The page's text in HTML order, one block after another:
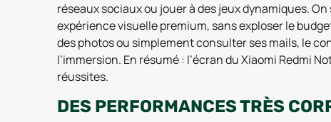
réseaux sociaux ou jouer à des jeux dynamiques.
expérience visuelle premium, sans exploser le
des photos ou simplement consulter ses mails, le
l’immersion. En résumé : l’écran du Xiaomi Redmi
réussites.
DES PERFORMANCES TRÈS